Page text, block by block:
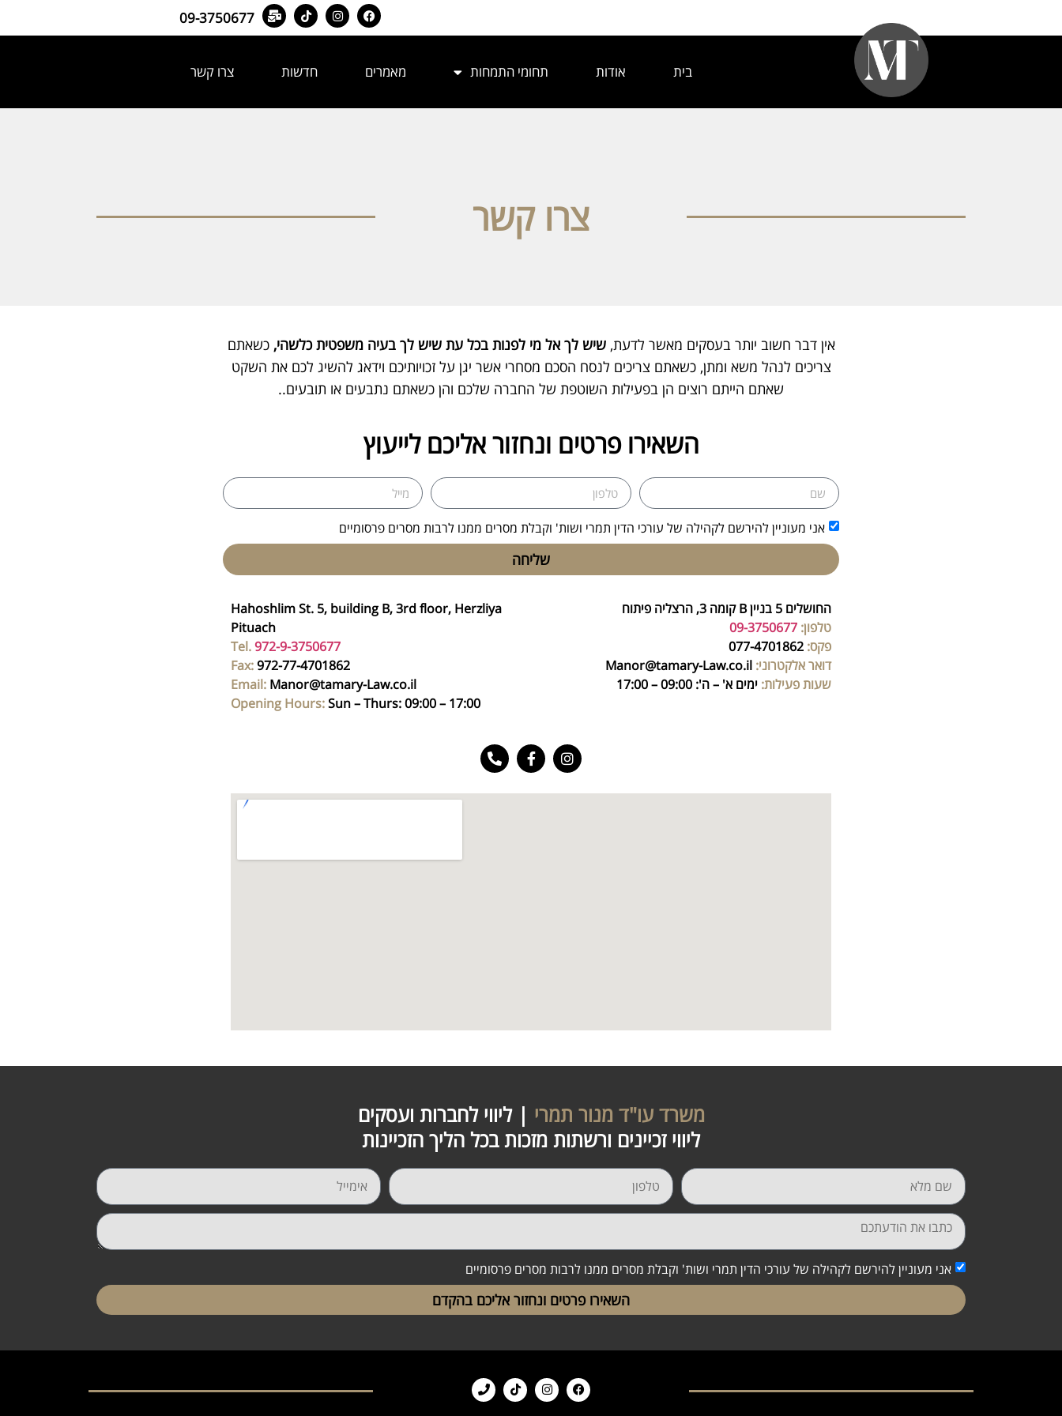
09-3750677
בית אודות תחומי התמחות מאמרים חדשות צרו קשר
צרו קשר
אין דבר חשוב יותר בעסקים מאשר לדעת,שיש לך אל מי לפנות בכל עת שיש לך בעיה משפטית כלשהי, כשאתם
צריכים לנהל משא ומתן, כשאתם צריכים לנסח הסכם מסחרי אשר יגן על זכויותיכם וידאג להשיג לכם את השקט
שאתם הייתם רוצים הן בפעילות השוטפת של החברה שלכם והן כשאתם נתבעים או תובעים..
השאירו פרטים ונחזור אליכם לייעוץ
אני מעוניין להירשם לקהילה של עורכי הדין תמרי ושות' וקבלת מסרים ממנו לרבות מסרים פרסומיים
שליחה
החושלים 5 בניין B קומה 3, הרצליה פיתוח
טלפון: 09-3750677
פקס:
דואר אלקטרוני:
שעות פעילות: ימים א' – ה': 09:00 – 17:00
Hahoshlim St. 5, building B, 3rd floor, Herzliya
Pituach
Tel.972-9-3750677
Fax:972-77-4701862
Email: Manor@tamary-Law.co.il
Opening Hours:Sun – Thurs: 09:00 – 17:00
משרד עו"ד מנור תמרי | ליווי לחברות ועסקים
ליווי זכיינים ורשתות מזכות בכל הליך הזכיינות
אני מעוניין להירשם לקהילה של עורכי הדין תמרי ושות' וקבלת מסרים ממנו לרבות מסרים פרסומיים
השאירו פרטים ונחזור אליכם בהקדם